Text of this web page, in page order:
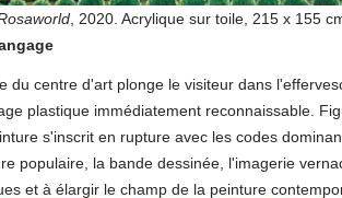
, 2020. Acrylique sur toile, 215 x 155
du centre d'art plonge le visiteur dans
plastique immédiatement reconnaissable.
s'inscrit en rupture avec les codes
populaire, la bande dessinée, l'imagerie
et à élargir le champ de la peinture